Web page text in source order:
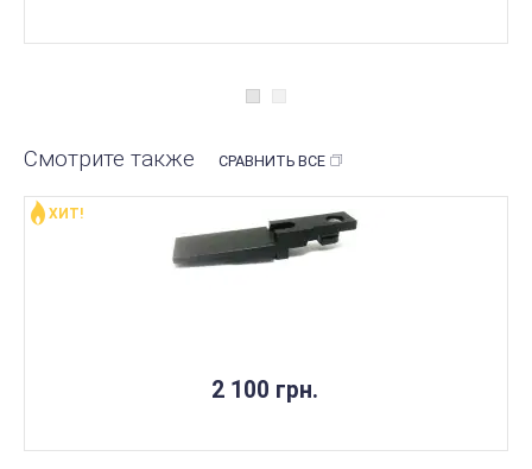
Смотрите также СРАВНИТЬ ВСЕ
2 100 грн.
ХИТ!